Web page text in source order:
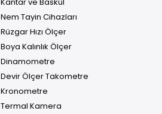
Nem Tayin Cihazları
Rüzgar Hızı Ölçer
Boya Kalınlık Ölçer
Dinamometre
Devir Ölçer Takometre
Kronometre
Termal Kamera